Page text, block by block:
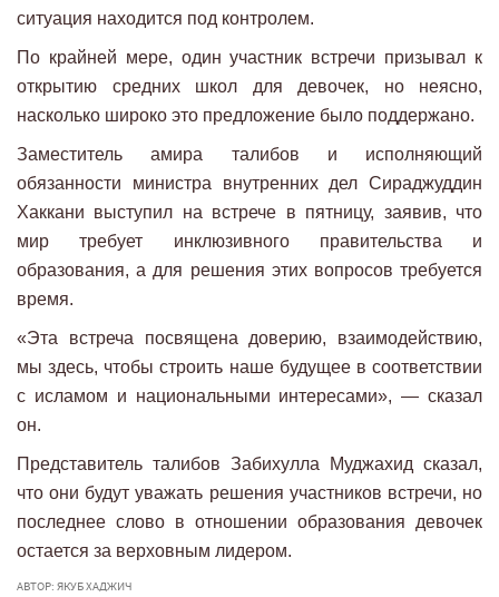
ситуация находится под контролем.
По крайней мере, один участник встречи призывал к
открытию средних школ для девочек, но неясно,
насколько широко это предложение было поддержано.
Заместитель амира талибов и исполняющий
обязанности министра внутренних дел Сираджуддин
Хаккани выступил на встрече в пятницу, заявив, что
мир требует инклюзивного правительства и
образования, а для решения этих вопросов требуется
время.
«Эта встреча посвящена доверию, взаимодействию,
мы здесь, чтобы строить наше будущее в соответствии
с исламом и национальными интересами», — сказал
он.
Представитель талибов Забихулла Муджахид сказал,
что они будут уважать решения участников встречи, но
последнее слово в отношении образования девочек
остается за верховным лидером.
АВТОР: ЯКУБ ХАДЖИЧ